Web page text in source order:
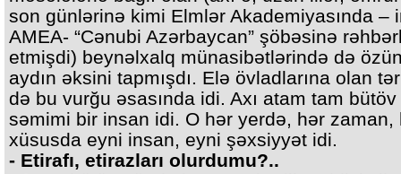
son günlərinə kimi Elmlər Akademiyasında –
AMEA- “Cənubi Azərbaycan” şöbəsinə
etmişdi) beynəlxalq münasibətlərində də
aydın əksini tapmışdı. Elə övladlarına olan
də bu vurğu əsasında idi. Axı atam tam
səmimi bir insan idi. O hər yerdə, hər zaman,
xüsusda eyni insan, eyni şəxsiyyət idi.
- Etirafı, etirazları olurdumu?..